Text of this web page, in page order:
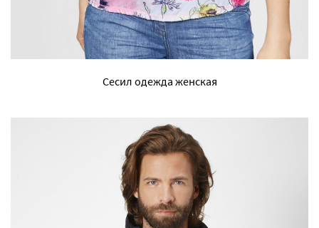
Сесил одежда женская